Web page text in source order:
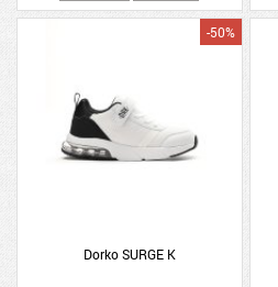
Dorko SURGE K
-50%